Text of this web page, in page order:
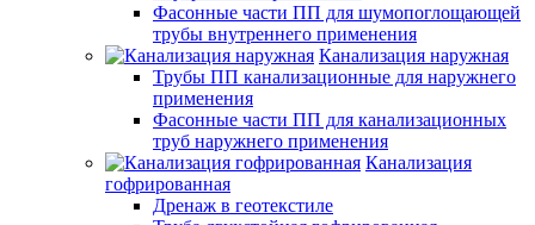
Фасонные части ПП для шумопоглощающей
трубы внутреннего применения
Канализация наружная
Трубы ПП канализационные для наружнего
применения
Фасонные части ПП для канализационных
труб наружнего применения
Канализация
гофрированная
Дренаж в геотекстиле